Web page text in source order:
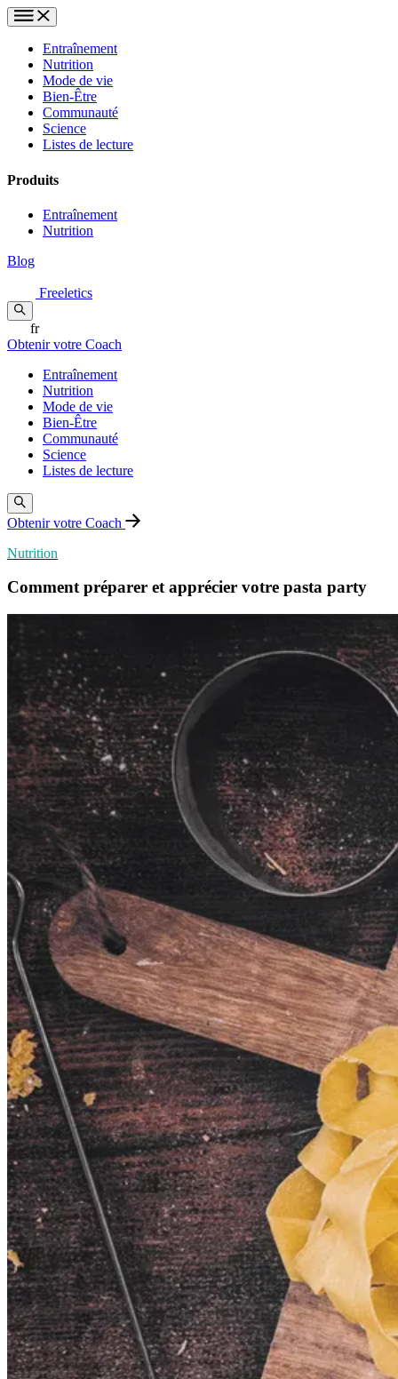
Entraînement
Nutrition
Mode de vie
Bien-Être
Communauté
Science
Listes de lecture
Produits
Entraînement
Nutrition
Blog
Freeletics
fr
Obtenir votre Coach
Entraînement
Nutrition
Mode de vie
Bien-Être
Communauté
Science
Listes de lecture
Obtenir votre Coach
Nutrition
Comment préparer et apprécier votre pasta party